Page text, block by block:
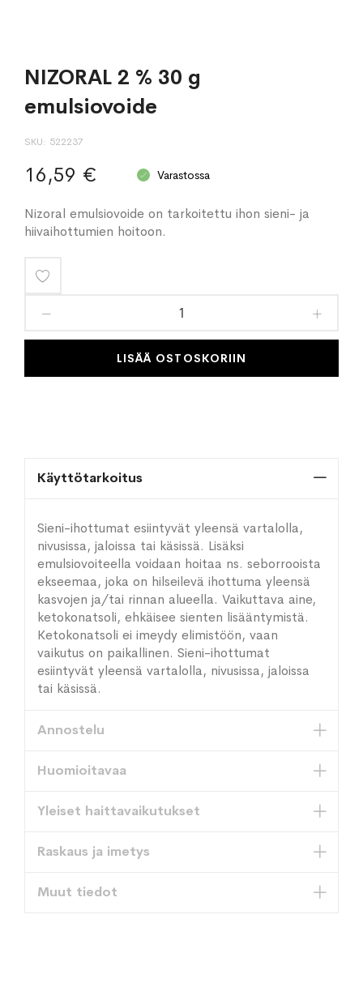
NIZORAL 2 % 30 g
emulsiovoide
SKU 522237
16,59 € Varastossa
Nizoral emulsiovoide on tarkoitettu ihon sieni- ja
hiivaihottumien hoitoon.
toivelistaan
LISÄÄ OSTOSKORIIN
Käyttötarkoitus
Sieni-ihottumat esiintyvät yleensä vartalolla,
nivusissa, jaloissa tai käsissä. Lisäksi
emulsiovoiteella voidaan hoitaa ns. seborrooista
ekseemaa, joka on hilseilevä ihottuma yleensä
kasvojen ja/tai rinnan alueella. Vaikuttava aine,
ketokonatsoli, ehkäisee sienten lisääntymistä.
Ketokonatsoli ei imeydy elimistöön, vaan
vaikutus on paikallinen. Sieni-ihottumat
esiintyvät yleensä vartalolla, nivusissa, jaloissa
tai käsissä.
Annostelu
Huomioitavaa
Yleiset haittavaikutukset
Raskaus ja imetys
Muut tiedot